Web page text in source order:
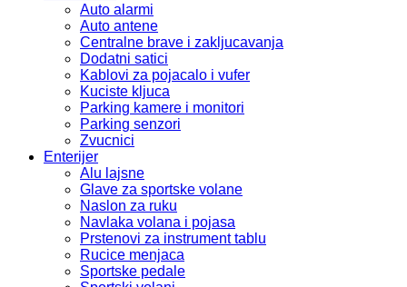
Auto alarmi
Auto antene
Centralne brave i zakljucavanja
Dodatni satici
Kablovi za pojacalo i vufer
Kuciste kljuca
Parking kamere i monitori
Parking senzori
Zvucnici
Enterijer
Alu lajsne
Glave za sportske volane
Naslon za ruku
Navlaka volana i pojasa
Prstenovi za instrument tablu
Rucice menjaca
Sportske pedale